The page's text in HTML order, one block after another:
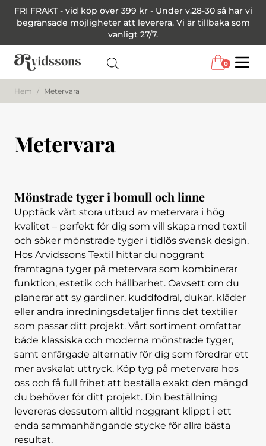
FRI FRAKT - vid köp över 399 kr - Under v.28-30 så har vi
begränsade möjligheter att leverera. Vi är tillbaka som
vanligt 27/7.
0
Hem / Metervara
Metervara
Mönstrade tyger i bomull och linne
Upptäck vårt stora utbud av metervara i hög
kvalitet – perfekt för dig som vill skapa med textil
och söker mönstrade tyger i tidlös svensk design.
Hos Arvidssons Textil hittar du noggrant
framtagna tyger på metervara som kombinerar
funktion, estetik och hållbarhet. Oavsett om du
planerar att sy gardiner, kuddfodral, dukar, kläder
eller andra inredningsdetaljer finns det textilier
som passar ditt projekt. Vårt sortiment omfattar
både klassiska och moderna mönstrade tyger,
samt enfärgade alternativ för dig som föredrar ett
mer avskalat uttryck. Köp tyg på metervara hos
oss och få full frihet att beställa exakt den mängd
du behöver för ditt projekt. Din beställning
levereras dessutom alltid noggrant klippt i ett
enda sammanhängande stycke för allra bästa
resultat.